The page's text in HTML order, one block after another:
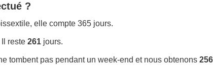
?
elle compte 365 jours.
reste 261 jours.
tombent pas pendant un week-end et nous obtenons 256